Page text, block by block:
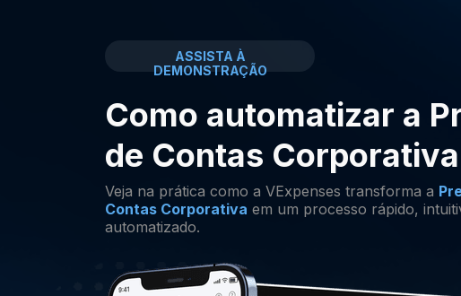
Como automatizar a
de Contas Corporativa
Veja na prática como a VExpenses transforma a
Contas Corporativa em um processo rápido,
automatizado.
ASSISTA À
DEMONSTRAÇÃO